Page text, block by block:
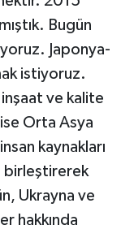
Bugün
Japonya-
istiyoruz.
ve kalite
Orta Asya
kaynakları
birleştirerek
Ukrayna ve
hakkında